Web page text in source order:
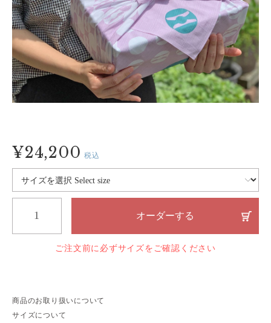
¥24,200 税込
オーダーする
ご注文前に必ずサイズをご確認ください
商品のお取り扱いについて
サイズについて